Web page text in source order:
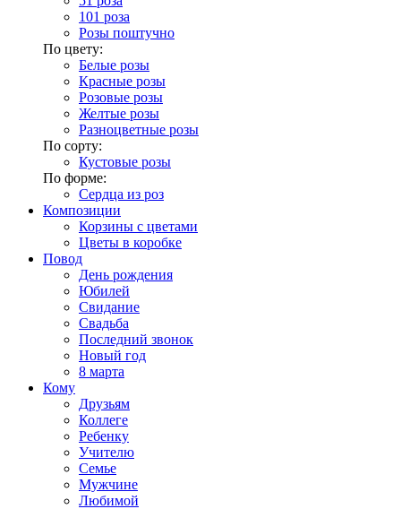
101 роза
Розы поштучно
По цвету:
Белые розы
Красные розы
Розовые розы
Желтые розы
Разноцветные розы
По сорту:
Кустовые розы
По форме:
Сердца из роз
Композиции
Корзины с цветами
Цветы в коробке
Повод
День рождения
Юбилей
Свидание
Свадьба
Последний звонок
Новый год
8 марта
Кому
Друзьям
Коллеге
Ребенку
Учителю
Семье
Мужчине
Любимой